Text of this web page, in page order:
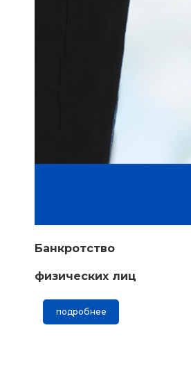
Банкротство
физических лиц
подробнее